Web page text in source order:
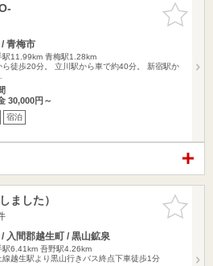
お気に入
りに追加
青梅市
駅11.99km 青梅駅1.28km
ら徒歩20分。 立川駅から車で約40分。 新宿駅か
30,000円～
宿泊
お気に入
りに追加
ました）
入間郡越生町 / 黒山鉱泉
駅6.41km 吾野駅4.26km
線越生駅より黒山行きバス終点下車徒歩1分